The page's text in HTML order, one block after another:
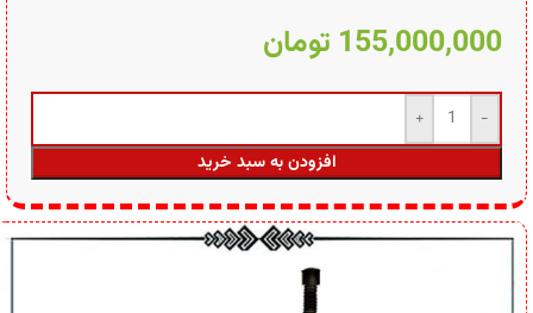
155,000,000 تومان
افزودن به سبد خرید